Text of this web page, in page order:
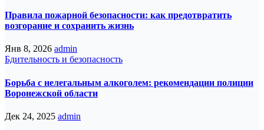
Правила пожарной безопасности: как предотвратить
возгорание и сохранить жизнь
Янв 8, 2026 admin
Бдительность и безопасность
Борьба с нелегальным алкоголем: рекомендации полиции
Воронежской области
Дек 24, 2025 admin